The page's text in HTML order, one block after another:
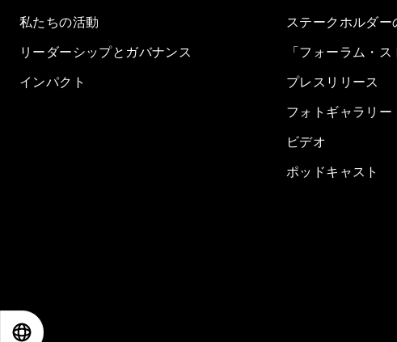
私たちの活動
リーダーシップとガバナンス
インパクト
ステークホルダー
「フォーラム・ス
プレスリリース
フォトギャラリー
ビデオ
ポッドキャスト